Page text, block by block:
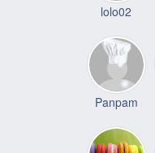
lolo02
Panpam